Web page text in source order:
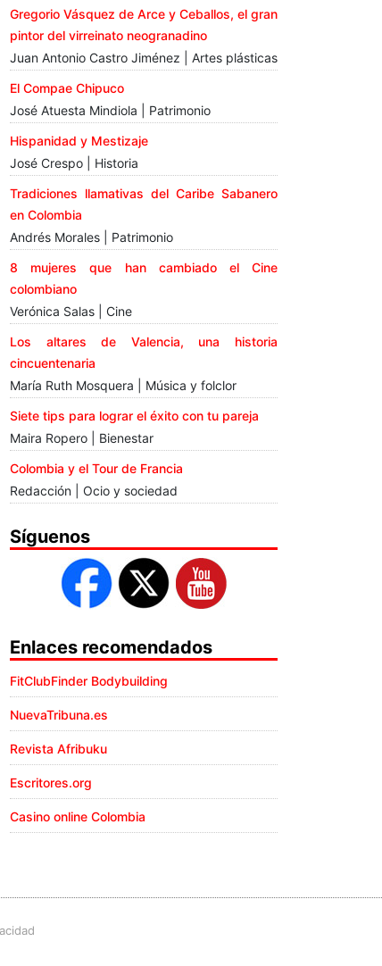
Gregorio Vásquez de Arce y Ceballos, el gran
pintor del virreinato neogranadino
Juan Antonio Castro Jiménez | Artes plásticas
El Compae Chipuco
José Atuesta Mindiola | Patrimonio
Hispanidad y Mestizaje
José Crespo | Historia
Tradiciones llamativas del Caribe Sabanero
en Colombia
Andrés Morales | Patrimonio
8 mujeres que han cambiado el Cine
colombiano
Verónica Salas | Cine
Los altares de Valencia, una historia
cincuentenaria
María Ruth Mosquera | Música y folclor
Siete tips para lograr el éxito con tu pareja
Maira Ropero | Bienestar
Colombia y el Tour de Francia
Redacción | Ocio y sociedad
Síguenos
Enlaces recomendados
FitClubFinder Bodybuilding
NuevaTribuna.es
Revista Afribuku
Escritores.org
Casino online Colombia